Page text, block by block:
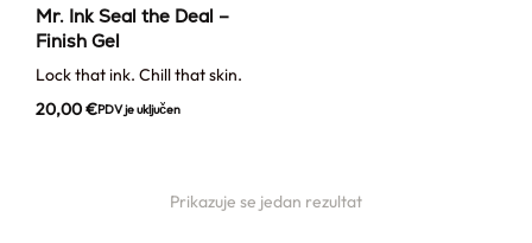
Mr. Ink Seal the Deal –
Finish Gel
Lock that ink. Chill that skin.
20,00€PDV je uključen
Prikazuje se jedan rezultat